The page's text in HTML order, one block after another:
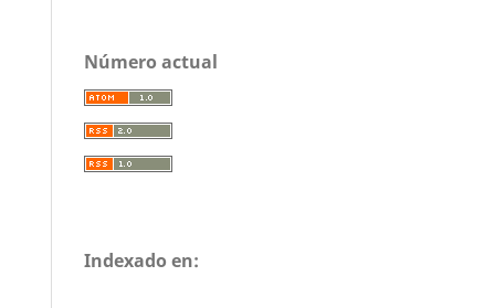
Número actual
Indexado en: